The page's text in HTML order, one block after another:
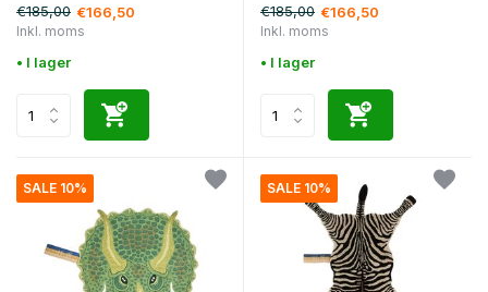
€185,00 €166,50
Inkl. moms
• I lager
€185,00 €166,50
Inkl. moms
• I lager
SALE 10% SALE 10%